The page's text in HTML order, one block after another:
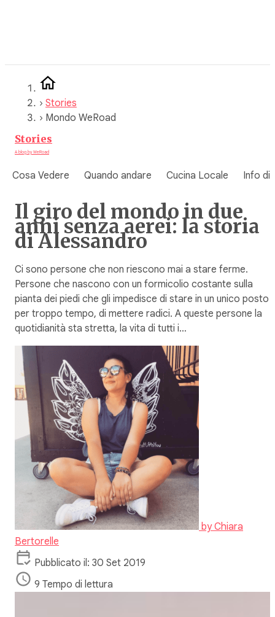
› Stories
› Mondo WeRoad
Stories
A blog by WeRoad
Cosa Vedere Quando andare Cucina Locale Info di
Il giro del mondo in due
anni senza aerei: la storia
di Alessandro
Ci sono persone che non riescono mai a stare ferme.
Persone che nascono con un formicolio costante sulla
pianta dei piedi che gli impedisce di stare in un unico posto
per troppo tempo, di mettere radici. A queste persone la
quotidianità sta stretta, la vita di tutti i…
byChiara
Bertorelle
Pubblicato il: 30 Set 2019
9 Tempo di lettura